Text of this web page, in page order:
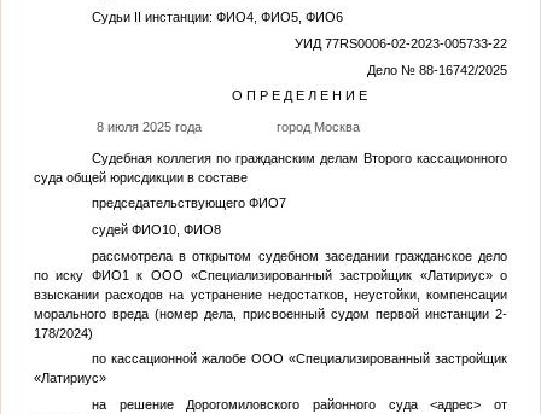
Судьи II инстанции: ФИО4, ФИО5, ФИО6
УИД 77RS0006-02-2023-005733-22
Дело № 88-16742/2025
О П Р Е Д Е Л Е Н И Е
8 июля 2025 года город Москва
Судебная коллегия по гражданским делам Второго кассационного
суда общей юрисдикции в составе
председательствующего ФИО7
судей ФИО10, ФИО8
рассмотрела в открытом судебном заседании гражданское дело
по иску ФИО1
к ООО «Специализированный застройщик «Латириус» о
взыскании расходов на устранение недостатков, неустойки, компенсации
морального вреда (номер дела, присвоенный судом первой инстанции 2-
178/2024)
по кассационной жалобе ООО «Специализированный застройщик
«Латириус»
на решение Дорогомиловского районного суда<адрес> от